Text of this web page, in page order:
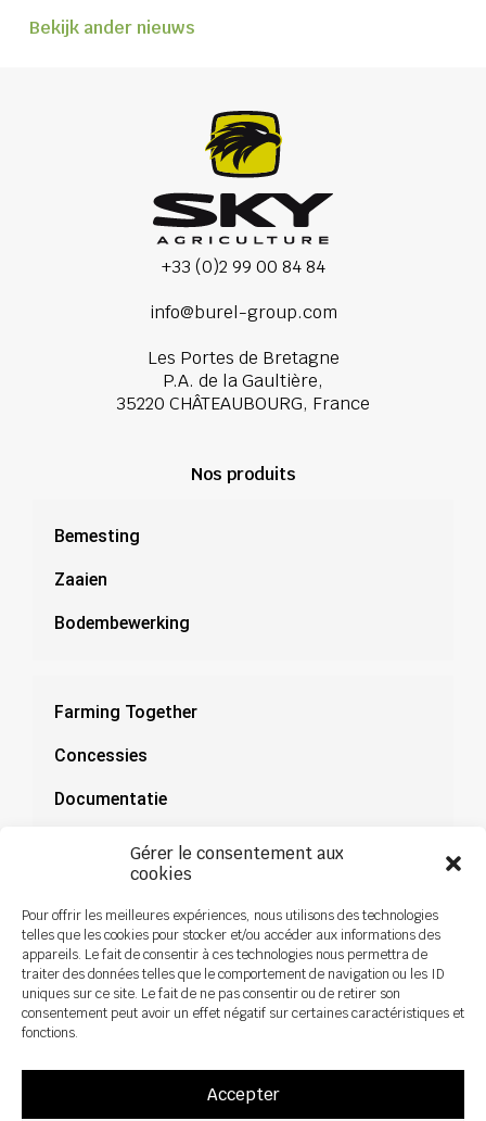
Gérer le consentement aux
cookies
Pour offrir les meilleures expériences, nous utilisons des technologies
telles que les cookies pour stocker et/ou accéder aux informations des
appareils. Le fait de consentir à ces technologies nous permettra de
traiter des données telles que le comportement de navigation ou les ID
uniques sur ce site. Le fait de ne pas consentir ou de retirer son
consentement peut avoir un effet négatif sur certaines caractéristiques et
fonctions.
Accepter
Bekijk ander nieuws
+33 (0)2 99 00 84 84
info@burel-group.com
Les Portes de Bretagne
P.A. de la Gaultière,
35220 CHÂTEAUBOURG, France
Nos produits
Bemesting
Zaaien
Bodembewerking
Farming Together
Concessies
Documentatie